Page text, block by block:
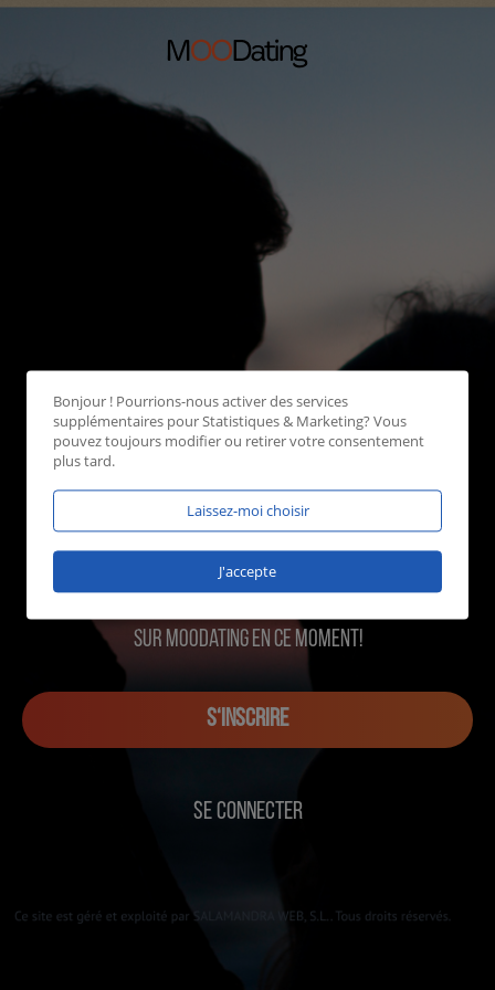
sur MOOdating en ce moment!
S‘INSCRIRE
SE CONNECTER
Bonjour ! Pourrions-nous activer des services
supplémentaires pourStatistiques & Marketing? Vous
pouvez toujours modifier ou retirer votre consentement
plus tard.
Laissez-moi choisir
J'accepte